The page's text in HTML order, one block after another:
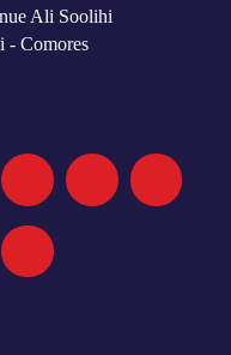
Ali Soolihi
- Comores